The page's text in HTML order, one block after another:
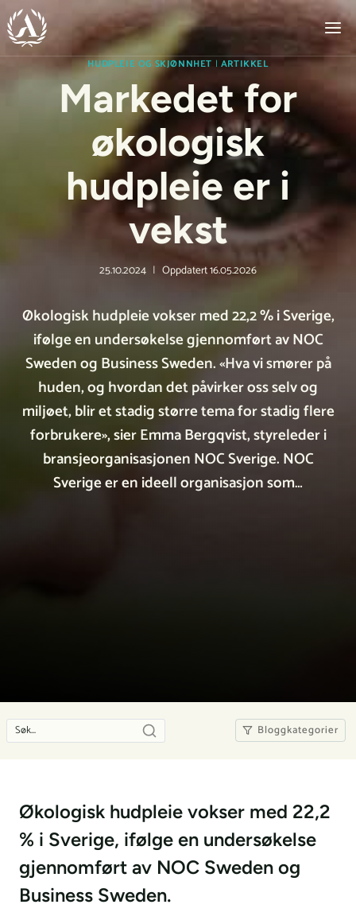
Skip
to
content
HUDPLEIE OG SKJØNNHET | ARTIKKEL
Markedet for
økologisk
hudpleie er i
vekst
25.10.2024 Oppdatert16.05.2026
Økologisk hudpleie vokser med 22,2 % i Sverige,
ifølge en undersøkelse gjennomført av NOC
Sweden og Business Sweden. «Hva vi smører på
huden, og hvordan det påvirker oss selv og
miljøet, blir et stadig større tema for stadig flere
forbrukere», sier Emma Bergqvist, styreleder i
bransjeorganisasjonen NOC Sverige. NOC
Sverige er en ideell organisasjon som…
Bloggkategorier
Økologisk hudpleie vokser med 22,2
% i Sverige, ifølge en undersøkelse
gjennomført av NOC Sweden og
Business Sweden.